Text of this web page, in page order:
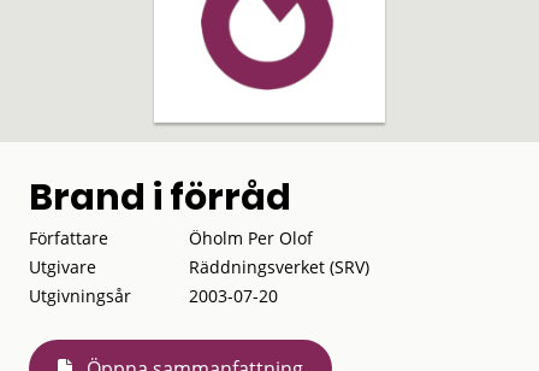
Brand i förråd
Författare
Öholm Per Olof
Utgivare
Räddningsverket (SRV)
Utgivningsår
2003-07-20